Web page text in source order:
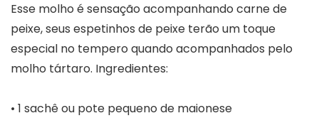
Esse molho é sensação acompanhando carne de
peixe, seus espetinhos de peixe terão um toque
especial no tempero quando acompanhados pelo
molho tártaro. Ingredientes:
• 1 sachê ou pote pequeno de maionese